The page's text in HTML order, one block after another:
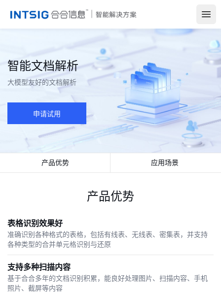
智能文档解析
大模型友好的文档解析
申请试用
产品优势 应用场景
产品优势
表格识别效果好
准确识别各种格式的表格，包括有线表、无线表、密集表，并支持
各种类型的合并单元格识别与还原
支持多种扫描内容
基于合合多年的文档识别积累，能良好处理图片、扫描内容、手机
照片、截屏等内容